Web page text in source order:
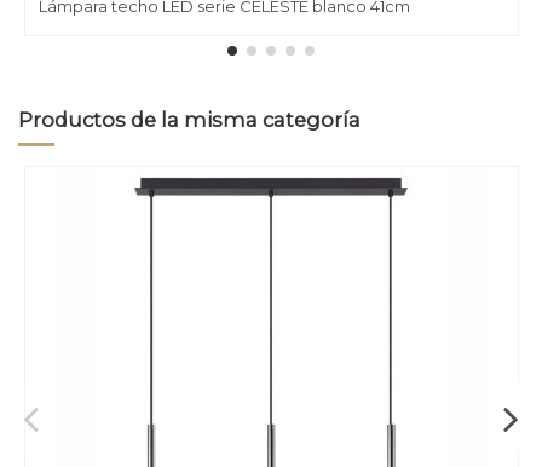
Lámpara techo LED serie CELESTE blanco 41cm
Productos de la misma categoría